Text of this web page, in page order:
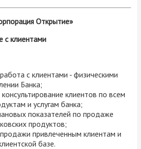
Открытие»
с клиентами
с клиентами - физическими
Банка;
клиентов по всем
и услугам банка;
показателей по продаже
продуктов;
привлеченным клиентам и
базе.